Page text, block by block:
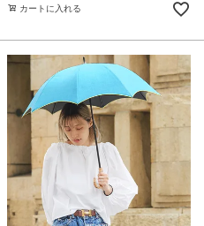
カートに入れる